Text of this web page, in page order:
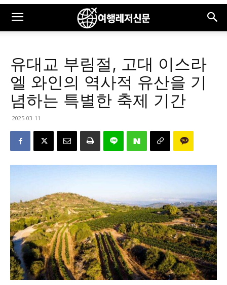
유대교 부림절, 고대 이스라
엘 와인의 역사적 유산을 기
념하는 특별한 축제 기간
2025-03-11